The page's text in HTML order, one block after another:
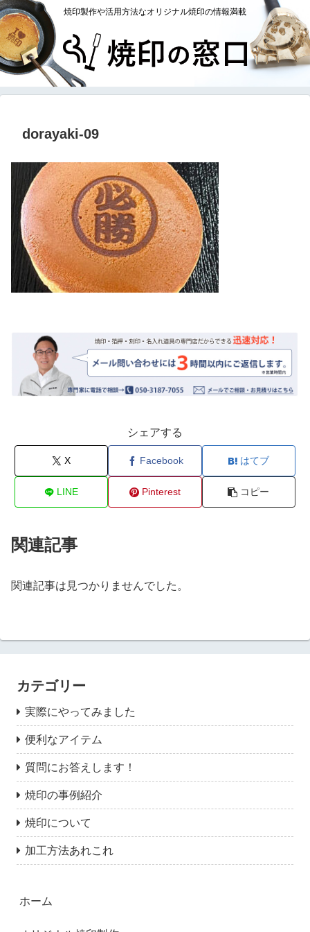
焼印製作や活用方法なオリジナル焼印の情報満載
dorayaki-09
シェアする
X Facebook はてブ
LINE Pinterest コピー
関連記事
関連記事は見つかりませんでした。
カテゴリー
実際にやってみました
便利なアイテム
質問にお答えします！
焼印の事例紹介
焼印について
加工方法あれこれ
ホーム